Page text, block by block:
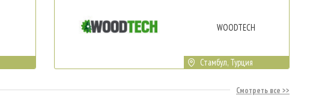
WOODTECH
Стамбул, Турция
Смотреть все